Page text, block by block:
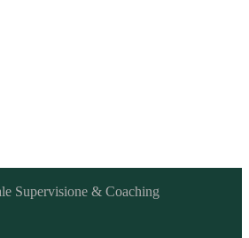
Supervisione & Coaching